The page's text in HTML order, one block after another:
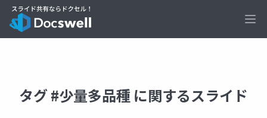
タグ #少量多品種 に関するスライド